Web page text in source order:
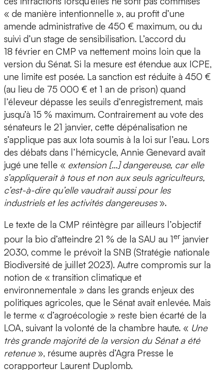
« de manière intentionnelle », au profit d’une
amende administrative de 450 € maximum, ou du
suivi d’un stage de sensibilisation. L’accord du
18 février en CMP va nettement moins loin que la
version du Sénat. Si la mesure est étendue aux ICPE,
une limite est posée. La sanction est réduite à 450 €
(au lieu de 75 000 € et 1 an de prison) quand
l’éleveur dépasse les seuils d’enregistrement, mais
jusqu’à 15 % maximum. Contrairement au vote des
sénateurs le 21 janvier, cette dépénalisation ne
s’applique pas aux Iota soumis à la loi sur l’eau. Lors
des débats dans l’hémicycle, Annie Genevard avait
jugé une telle « extension […] dangereuse, car elle
s’appliquerait à tous et non aux seuls agriculteurs,
c’est-à-dire qu’elle vaudrait aussi pour les
industriels et les activités dangereuses».
Le texte de la CMP réintègre par ailleurs l’objectif
pour la bio d’atteindre 21 % de la SAU au 1er janvier
2030, comme le prévoit la SNB (Stratégie nationale
Biodiversité de juillet 2023). Autre compromis sur la
notion de « transition climatique et
environnementale » dans les grands enjeux des
politiques agricoles, que le Sénat avait enlevée. Mais
le terme « d’agroécologie » reste bien écarté de la
LOA, suivant la volonté de la chambre haute. « Une
très grande majorité de la version du Sénat a été
retenue», résume auprès d’Agra Presse le
corapporteur Laurent Duplomb.